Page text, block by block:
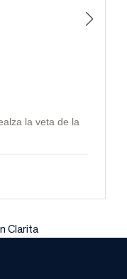
la veta de la
Clarita